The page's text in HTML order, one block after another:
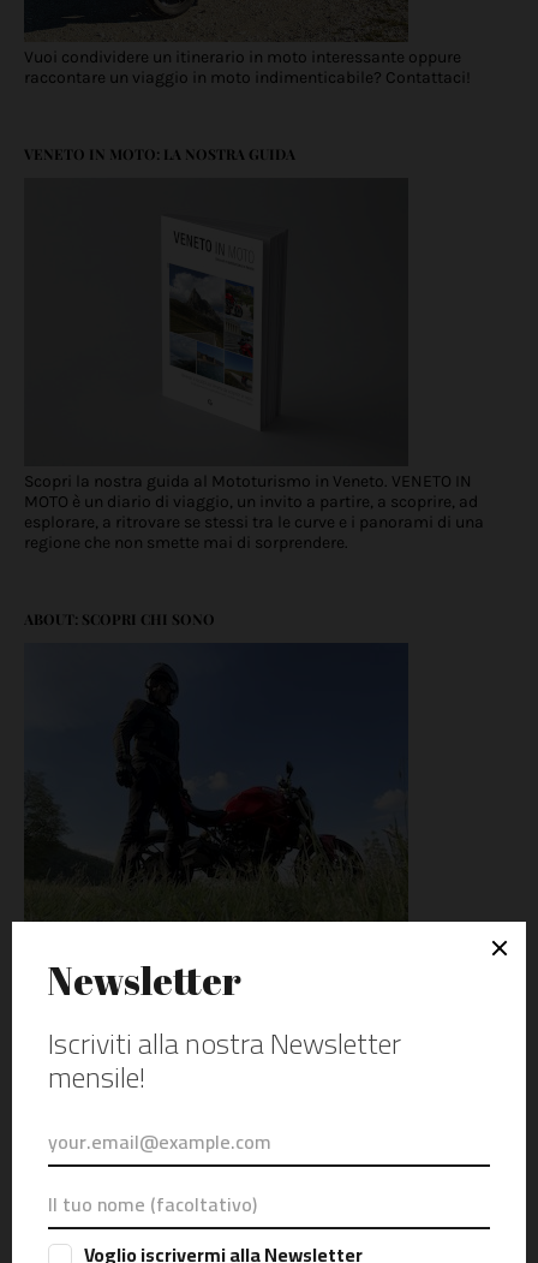
Vuoi condividere un itinerario in moto interessante oppure
raccontare un viaggio in moto indimenticabile? Contattaci!
VENETO IN MOTO: LA NOSTRA GUIDA
Scopri la nostra guida al Mototurismo in Veneto. VENETO IN
MOTO è un diario di viaggio, un invito a partire, a scoprire, ad
esplorare, a ritrovare se stessi tra le curve e i panorami di una
regione che non smette mai di sorprendere.
ABOUT: SCOPRI CHI SONO
Giri-in-moto.it è un blog indipendente. Mototurismo, racconti di
viaggio e itinerari in moto, eventi, test ride, recensioni e prove di
abbigliamento tecnico e accessori. Questo è il mio blog. Io sono
sulle Dolomiti Bellunesi. Racconto la mia e la vostra passione
per le moto e il mototurismo.
VISUALIZZAZIONI DEL BLOG
SEGUICI SU